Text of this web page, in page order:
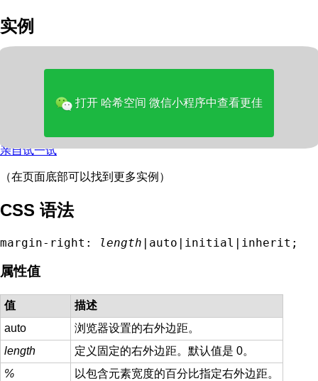
实例
margin-right:2cm;
亲自试一试
（在页面底部可以找到更多实例）
CSS 语法
margin-right: length |auto|initial|inherit;
属性值
值
描述
auto
浏览器设置的右外边距。
length
定义固定的右外边距。默认值是 0。
%
以包含元素宽度的百分比指定右外边距。
打开 哈希空间 微信小程序中查看更佳